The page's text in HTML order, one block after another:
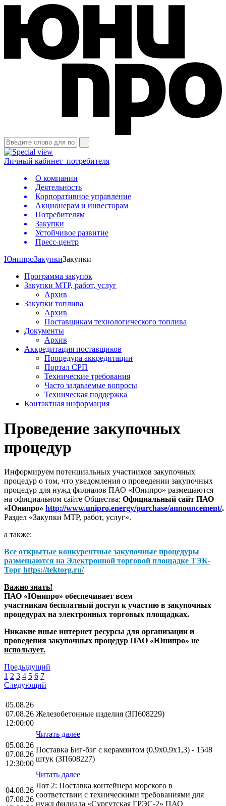
Личный кабинет потребителя
О компании
Деятельность
Корпоративное управление
Акционерам и инвесторам
Потребителям
Закупки
Устойчивое развитие
Пресс-центр
ЮнипроЗакупкиЗакупки
Программа закупок
Закупки МТР, работ, услуг
Архив
Закупки топлива
Архив
Поставщикам технологического топлива
Документы
Архив
Аккредитация поставщиков
Процедура аккредитации
Портал СРП
Технические требования
Часто задаваемые вопросы
Техническая поддержка
Контактная информация
Проведение закупочных
процедур
Информируем потенциальных участников закупочных
процедур о том, что уведомления о проведении закупочных
процедур для нужд филиалов ПАО «Юнипро» размещаются
на официальном сайте Общества: Официальный сайт ПАО
«Юнипро» http://www.unipro.energy/purchase/announcement/.
Раздел «Закупки МТР, работ, услуг».
а также:
Все открытые конкурентные закупочные процедуры
размещаются на Электронной торговой площадке ТЭК-
Торг https://tektorg.ru/
Важно знать!
ПАО «Юнипро» обеспечивает всем
участникам бесплатный доступ к участию в закупочных
процедурах на электронных торговых площадках.
Никакие иные интернет ресурсы для организации и
проведения закупочных процедур ПАО «Юнипро» не
использует.
Предыдущий
1 2 3 4 5 6 7
Следующий
05.08.26
07.08.26
12:00:00
Железобетонные изделия (ЗП608229)
Читать далее
05.08.26
07.08.26
12:30:00
Поставка Биг-бэг с керамзитом (0,9х0,9х1,3) - 1548
штук (ЗП608227)
Читать далее
04.08.26
07.08.26
Лот 2: Поставка контейнера морского в
соответствии с техническими требованиями для
нужд филиала «Сургутская ГРЭС-2» ПАО